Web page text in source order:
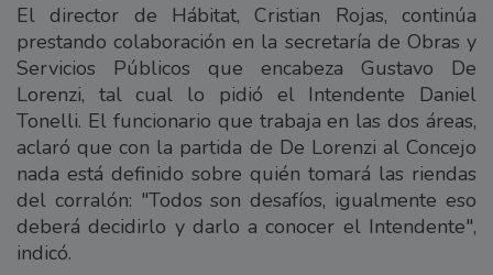
El director de Hábitat, Cristian Rojas, continúa
prestando colaboración en la secretaría de Obras y
Servicios Públicos que encabeza Gustavo De
Lorenzi, tal cual lo pidió el Intendente Daniel
Tonelli. El funcionario que trabaja en las dos áreas,
aclaró que con la partida de De Lorenzi al Concejo
nada está definido sobre quién tomará las riendas
del corralón: "Todos son desafíos, igualmente eso
deberá decidirlo y darlo a conocer el Intendente",
indicó.